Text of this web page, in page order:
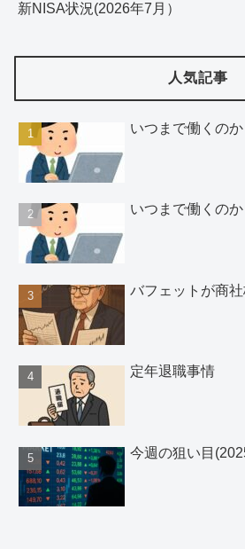
新NISA状況(2026年7月）
人気記事
いつまで働くのか
いつまで働くの
バフェットが商
定年退職事情
今週の狙い目